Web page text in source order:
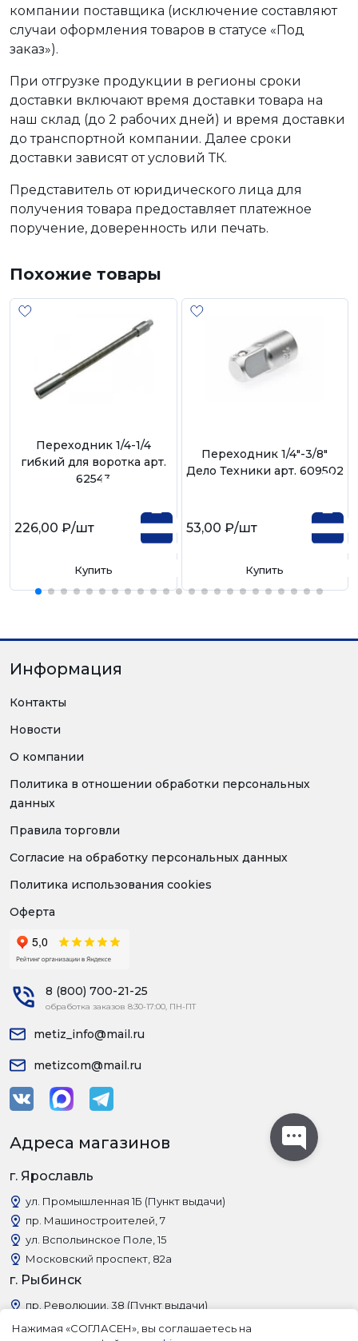
компании поставщика (исключение составляют
случаи оформления товаров в статусе «Под
заказ»).
При отгрузке продукции в регионы сроки
доставки включают время доставки товара на
наш склад (до 2 рабочих дней) и время доставки
до транспортной компании. Далее сроки
доставки зависят от условий ТК.
Представитель от юридического лица для
получения товара предоставляет платежное
поручение, доверенность или печать.
Похожие товары
Переходник 1/4-1/4
гибкий для воротка арт.
62543
226,00 ₽/шт
Купить
Переходник 1/4"-3/8"
Дело Техники арт. 609502
53,00 ₽/шт
Купить
Информация
Контакты
Новости
О компании
Политика в отношении обработки персональных
данных
Правила торговли
Согласие на обработку персональных данных
Политика использования cookies
Оферта
8 (800) 700-21-25
обработка заказов 8:30-17:00, ПН-ПТ
metiz_info@mail.ru
metizcom@mail.ru
Адреса магазинов
г. Ярославль
ул. Промышленная 1Б (Пункт выдачи)
пр. Машиностроителей, 7
ул. Вспольинское Поле, 15
Московский проспект, 82а
г. Рыбинск
пр. Революции, 38 (Пункт выдачи)
Нажимая «СОГЛАСЕН», вы соглашаетесь на